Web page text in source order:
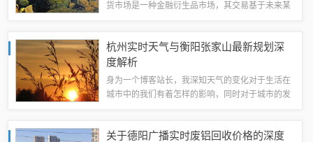
货市场是一种金融衍生品市场，其交易基于未来某
行情指的是在特定时间点的最新交易数据，包...
杭州实时天气与衡阳张家山最新规划深
度解析
身为一个博客站长，我深知天气的变化对于生活在
城市中的我们有着怎样的影响，同时对于城市的发
讨。杭州实时天气解析杭州，这座被誉为“人间...
关于德阳广播实时废铝回收价格的深度